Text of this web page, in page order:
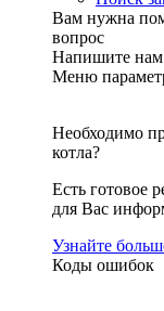
Вам нужна
вопрос
Напишите нам
Меню
Необходимо
котла?
Есть готовое
для Вас
Узнайте
Коды ошибок